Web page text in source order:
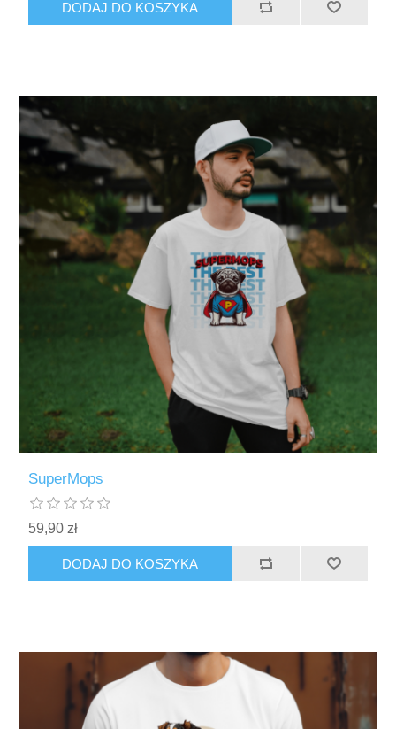
DODAJ DO KOSZYKA
SuperMops
59,90 zł
DODAJ DO KOSZYKA